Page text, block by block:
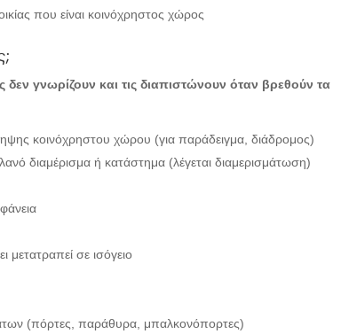
που είναι κοινόχρηστος χώρος
δεν γνωρίζουν και τις διαπιστώνουν όταν βρεθούν τα
κοινόχρηστου χώρου (για παράδειγμα, διάδρομος)
διαμέρισμα ή κατάστημα (λέγεται διαμερισμάτωση)
σε ισόγειο
(πόρτες, παράθυρα, μπαλκονόπορτες)